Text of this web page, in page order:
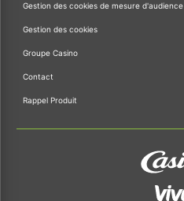
Gestion des cookies de mesure d'audience
Gestion des cookies
Groupe Casino
Contact
Rappel Produit